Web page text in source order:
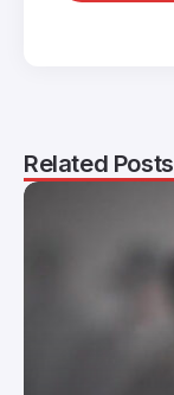
Related Posts